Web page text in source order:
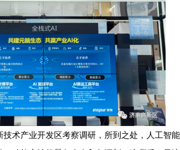
技术产业开发区考察调研，所到之处，人工智能